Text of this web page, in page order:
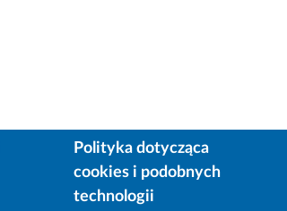
Polityka dotycząca
cookies i podobnych
technologii